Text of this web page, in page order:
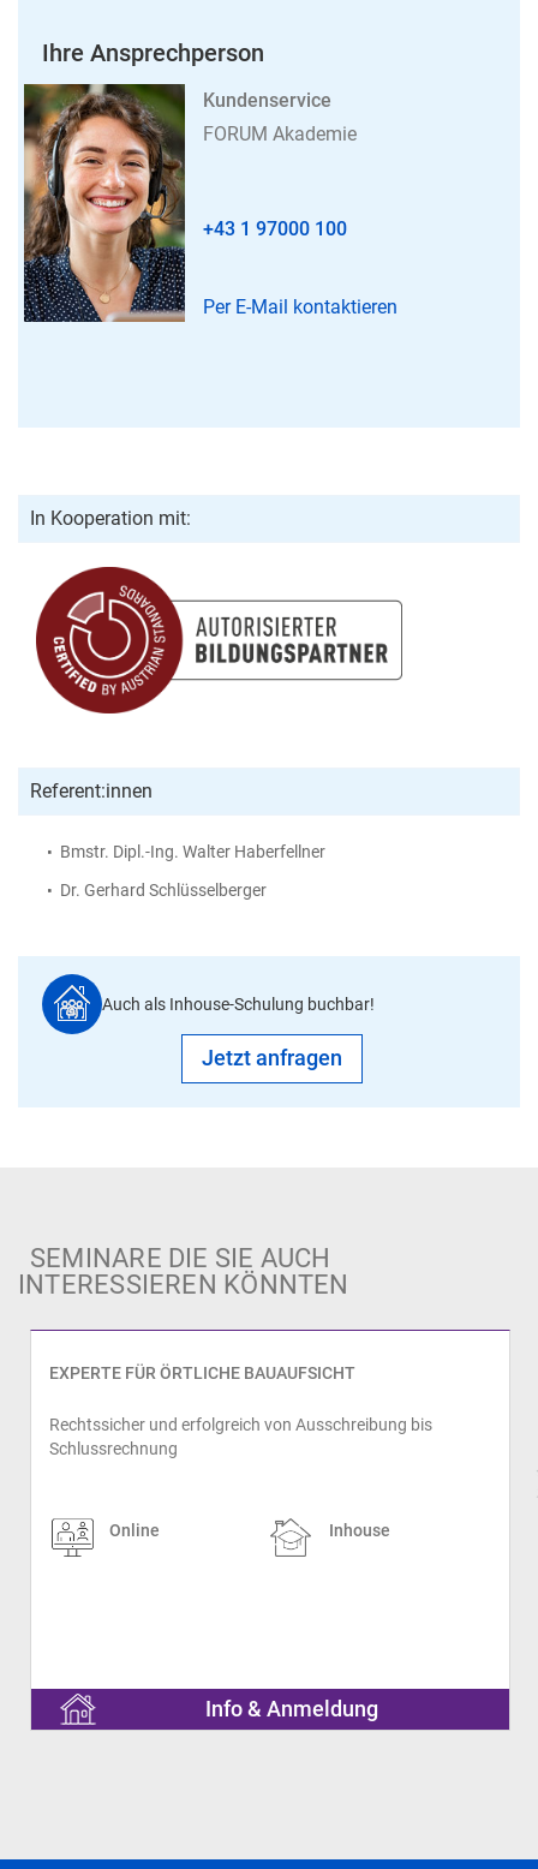
Ihre Ansprechperson
Kundenservice
FORUM Akademie
+43 1 97000 100
Per E-Mail kontaktieren
In Kooperation mit:
Referent:innen
Bmstr. Dipl.-Ing. Walter Haberfellner
Dr. Gerhard Schlüsselberger
Auch als Inhouse-Schulung buchbar!
Jetzt anfragen
SEMINARE DIE SIE AUCH
INTERESSIEREN KÖNNTEN
EXPERTE FÜR ÖRTLICHE BAUAUFSICHT
Rechtssicher und erfolgreich von Ausschreibung bis
Schlussrechnung
Online Inhouse
Info & Anmeldung